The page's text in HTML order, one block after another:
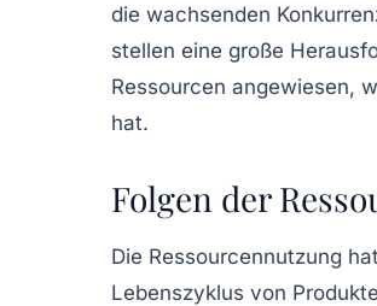
die wachsenden
stellen eine große
Ressourcen angewiesen,
hat.
Folgen der
Die Ressourcennutzung
Lebenszyklus von